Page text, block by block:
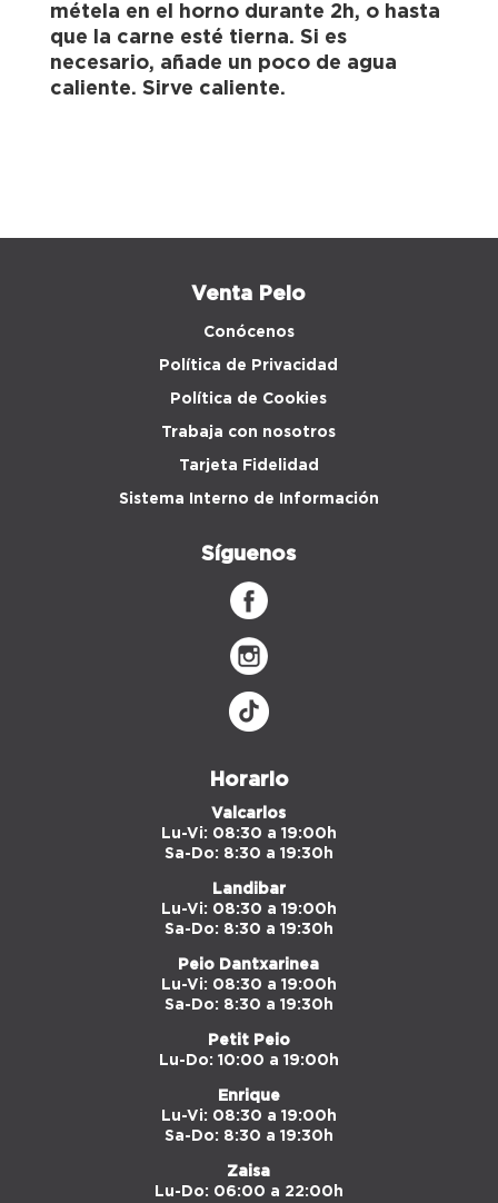
métela en el horno durante 2h, o hasta
que la carne esté tierna. Si es
necesario, añade un poco de agua
caliente. Sirve caliente.
Venta Peio
Conócenos
Política de Privacidad
Política de Cookies
Trabaja con nosotros
Tarjeta Fidelidad
Sistema Interno de Información
Síguenos
Horario
Valcarlos
Lu-Vi: 08:30 a 19:00h
Sa-Do: 8:30 a 19:30h
Landibar
Lu-Vi: 08:30 a 19:00h
Sa-Do: 8:30 a 19:30h
Peio Dantxarinea
Lu-Vi: 08:30 a 19:00h
Sa-Do: 8:30 a 19:30h
Petit Peio
Lu-Do: 10:00 a 19:00h
Enrique
Lu-Vi: 08:30 a 19:00h
Sa-Do: 8:30 a 19:30h
Zaisa
Lu-Do: 06:00 a 22:00h